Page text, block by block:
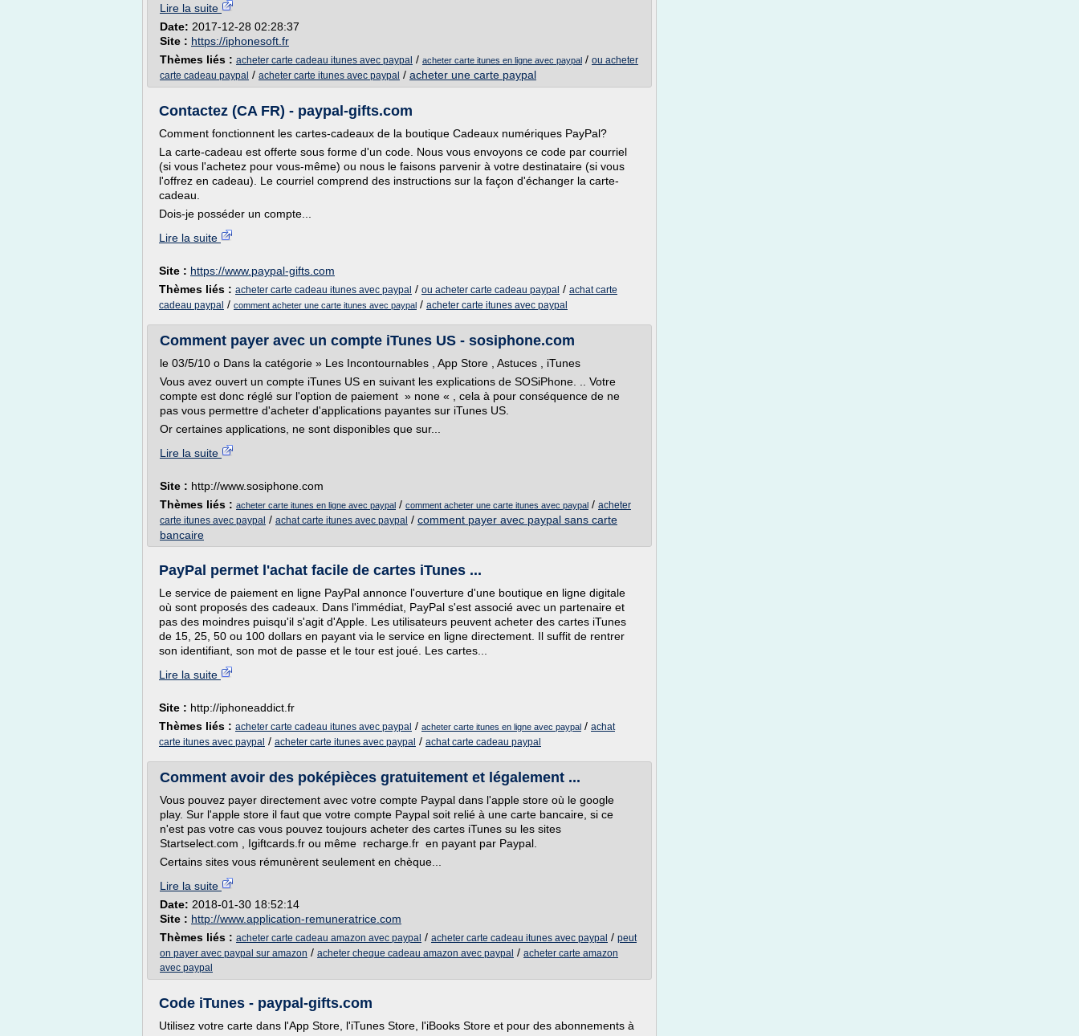
Lire la suite
Date: 2017-12-28 02:28:37
Site : https://iphonesoft.fr
Thèmes liés : acheter carte cadeau itunes avec paypal / acheter carte itunes en ligne avec paypal / ou acheter
carte cadeau paypal / acheter carte itunes avec paypal / acheter une carte paypal
Contactez (CA FR) - paypal-gifts.com
Comment fonctionnent les cartes-cadeaux de la boutique Cadeaux numériques PayPal?
La carte-cadeau est offerte sous forme d'un code. Nous vous envoyons ce code par courriel
(si vous l'achetez pour vous-même) ou nous le faisons parvenir à votre destinataire (si vous
l'offrez en cadeau). Le courriel comprend des instructions sur la façon d'échanger la carte-
cadeau.
Dois-je posséder un compte...
Lire la suite
Site : https://www.paypal-gifts.com
Thèmes liés : acheter carte cadeau itunes avec paypal / ou acheter carte cadeau paypal / achat carte
cadeau paypal / comment acheter une carte itunes avec paypal / acheter carte itunes avec paypal
Comment payer avec un compte iTunes US - sosiphone.com
le 03/5/10 o Dans la catégorie » Les Incontournables , App Store , Astuces , iTunes
Vous avez ouvert un compte iTunes US en suivant les explications de SOSiPhone. .. Votre
compte est donc réglé sur l'option de paiement » none « , cela à pour conséquence de ne
pas vous permettre d'acheter d'applications payantes sur iTunes US.
Or certaines applications, ne sont disponibles que sur...
Lire la suite
Site : http://www.sosiphone.com
Thèmes liés : acheter carte itunes en ligne avec paypal / comment acheter une carte itunes avec paypal / acheter
carte itunes avec paypal / achat carte itunes avec paypal / comment payer avec paypal sans carte
bancaire
PayPal permet l'achat facile de cartes iTunes ...
Le service de paiement en ligne PayPal annonce l'ouverture d'une boutique en ligne digitale
où sont proposés des cadeaux. Dans l'immédiat, PayPal s'est associé avec un partenaire et
pas des moindres puisqu'il s'agit d'Apple. Les utilisateurs peuvent acheter des cartes iTunes
de 15, 25, 50 ou 100 dollars en payant via le service en ligne directement. Il suffit de rentrer
son identifiant, son mot de passe et le tour est joué. Les cartes...
Lire la suite
Site : http://iphoneaddict.fr
Thèmes liés : acheter carte cadeau itunes avec paypal / acheter carte itunes en ligne avec paypal / achat
carte itunes avec paypal / acheter carte itunes avec paypal / achat carte cadeau paypal
Comment avoir des poképièces gratuitement et légalement ...
Vous pouvez payer directement avec votre compte Paypal dans l'apple store où le google
play. Sur l'apple store il faut que votre compte Paypal soit relié à une carte bancaire, si ce
n'est pas votre cas vous pouvez toujours acheter des cartes iTunes su les sites
Startselect.com , Igiftcards.fr ou même recharge.fr en payant par Paypal.
Certains sites vous rémunèrent seulement en chèque...
Lire la suite
Date: 2018-01-30 18:52:14
Site : http://www.application-remuneratrice.com
Thèmes liés : acheter carte cadeau amazon avec paypal / acheter carte cadeau itunes avec paypal / peut
on payer avec paypal sur amazon / acheter cheque cadeau amazon avec paypal / acheter carte amazon
avec paypal
Code iTunes - paypal-gifts.com
Utilisez votre carte dans l'App Store, l'iTunes Store, l'iBooks Store et pour des abonnements à